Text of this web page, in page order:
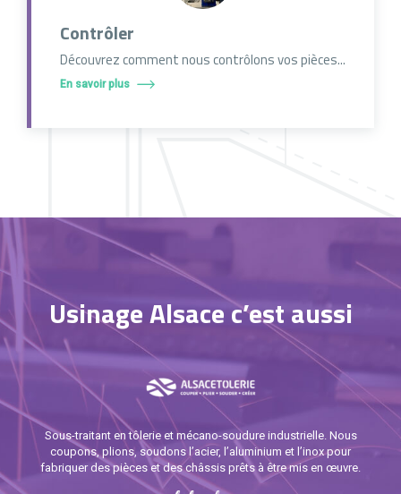
Contrôler
Découvrez comment nous contrôlons vos pièces...
En savoir plus
Usinage Alsace c’est aussi
Sous-traitant en tôlerie et mécano-soudure industrielle. Nous
coupons, plions, soudons l’acier, l’aluminium et l’inox pour
fabriquer des pièces et des châssis prêts à être mis en œuvre.